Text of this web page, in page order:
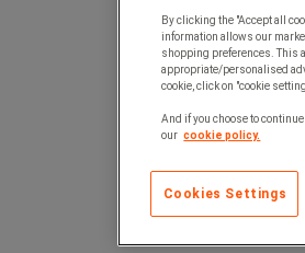
By clicking the "Accept all
information allows our
shopping preferences. This
appropriate/personalised
cookie, click on "cookie
And if you choose to
our cookie policy.
Cookies Settings